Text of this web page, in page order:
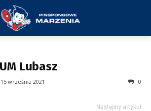
Lubasz
15 września 2021 0
Następny artykuł